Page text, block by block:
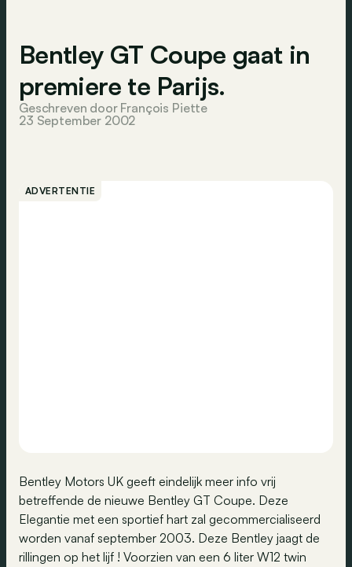
Bentley GT Coupe gaat in
premiere te Parijs.
Geschreven door François Piette
23 September 2002
ADVERTENTIE
Bentley Motors UK geeft eindelijk meer info vrij
betreffende de nieuwe Bentley GT Coupe. Deze
Elegantie met een sportief hart zal gecommercialiseerd
worden vanaf september 2003. Deze Bentley jaagt de
rillingen op het lijf ! Voorzien van een 6 liter W12 twin